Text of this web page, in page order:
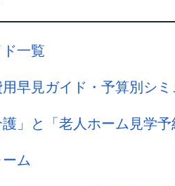
一覧
早見ガイド・予算別シ
護」と「老人ホーム見学
ム